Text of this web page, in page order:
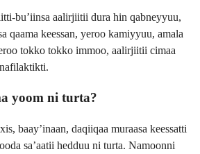
bu’iinsa aalirjiitii dura hin qabneyyuu,
qaama keessan, yeroo kamiyyuu, amala
tokko tokko immoo, aalirjiitii cimaa
yoom ni turta?
baay’inaan, daqiiqaa muraasa keessatti
sa’aatii hedduu ni turta. Namoonni